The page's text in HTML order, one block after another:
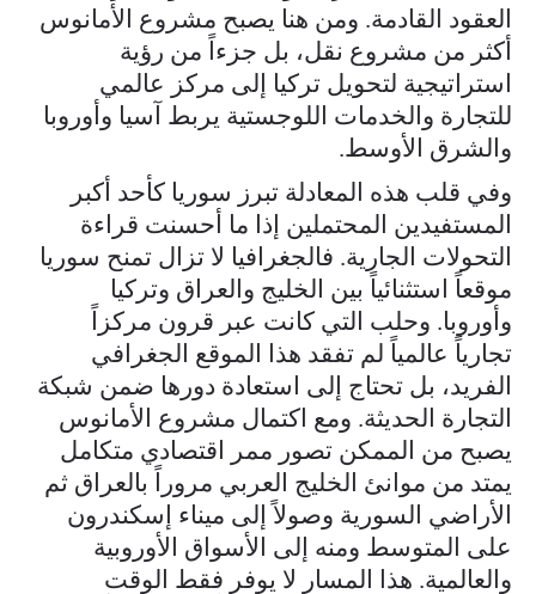
العقود القادمة. ومن هنا يصبح مشروع الأمانوس
أكثر من مشروع نقل، بل جزءاً من رؤية
استراتيجية لتحويل تركيا إلى مركز عالمي
للتجارة والخدمات اللوجستية يربط آسيا وأوروبا
والشرق الأوسط.
وفي قلب هذه المعادلة تبرز سوريا كأحد أكبر
المستفيدين المحتملين إذا ما أحسنت قراءة
التحولات الجارية. فالجغرافيا لا تزال تمنح سوريا
موقعاً استثنائياً بين الخليج والعراق وتركيا
وأوروبا. وحلب التي كانت عبر قرون مركزاً
تجارياً عالمياً لم تفقد هذا الموقع الجغرافي
الفريد، بل تحتاج إلى استعادة دورها ضمن شبكة
التجارة الحديثة. ومع اكتمال مشروع الأمانوس
يصبح من الممكن تصور ممر اقتصادي متكامل
يمتد من موانئ الخليج العربي مروراً بالعراق ثم
الأراضي السورية وصولاً إلى ميناء إسكندرون
على المتوسط ومنه إلى الأسواق الأوروبية
والعالمية. هذا المسار لا يوفر فقط الوقت